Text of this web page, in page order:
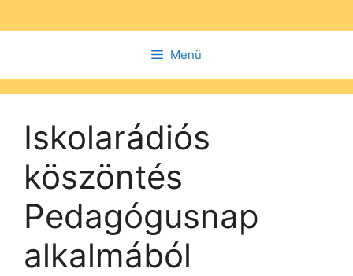
a
Menü
Iskolarádiós
köszöntés
Pedagógusnap
alkalmából